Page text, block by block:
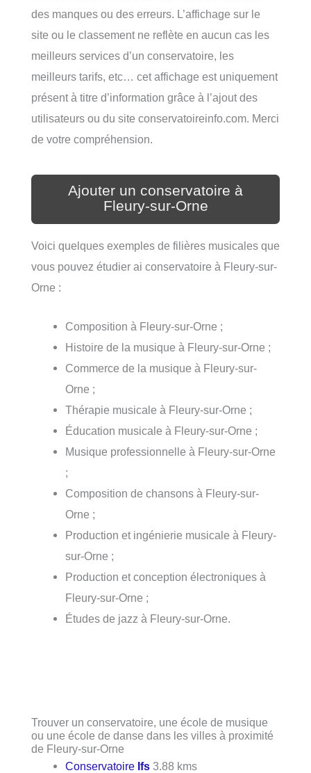
des manques ou des erreurs. L’affichage sur le
site ou le classement ne reflète en aucun cas les
meilleurs services d’un conservatoire, les
meilleurs tarifs, etc… cet affichage est uniquement
présent à titre d’information grâce à l’ajout des
utilisateurs ou du site conservatoireinfo.com. Merci
de votre compréhension.
Ajouter un conservatoire à
Fleury-sur-Orne
Voici quelques exemples de filières musicales que
vous pouvez étudier ai conservatoire à Fleury-sur-
Orne :
Composition à Fleury-sur-Orne ;
Histoire de la musique à Fleury-sur-Orne ;
Commerce de la musique à Fleury-sur-
Orne ;
Thérapie musicale à Fleury-sur-Orne ;
Éducation musicale à Fleury-sur-Orne ;
Musique professionnelle à Fleury-sur-Orne
;
Composition de chansons à Fleury-sur-
Orne ;
Production et ingénierie musicale à Fleury-
sur-Orne ;
Production et conception électroniques à
Fleury-sur-Orne ;
Études de jazz à Fleury-sur-Orne.
Trouver un conservatoire, une école de musique
ou une école de danse dans les villes à proximité
de Fleury-sur-Orne
Conservatoire Ifs 3.88 kms